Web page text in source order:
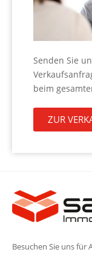
Senden Sie
beim
ZUR
Besuchen Sie uns für